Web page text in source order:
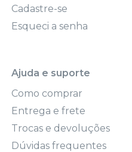
Cadastre-se
Esqueci a senha
Ajuda e suporte
Como comprar
Entrega e frete
Trocas e devoluções
Dúvidas frequentes